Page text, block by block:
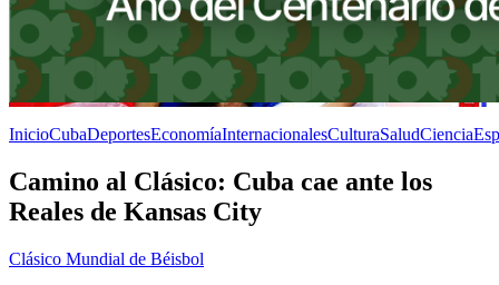
InicioCubaDeportesEconomíaInternacionalesCulturaSaludCiencia
Camino al Clásico: Cuba cae ante los
Reales de Kansas City
Clásico Mundial de Béisbol